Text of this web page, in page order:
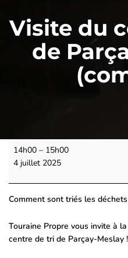
Visite du
de
14h00 – 15h00
4 juillet 2025
Comment sont triés les
Touraine Propre vous invite à
centre de tri de Parçay-Meslay !